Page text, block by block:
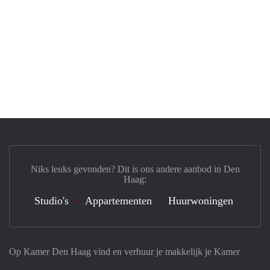
Op Kamer Den Haag vind en verhuur je makkelijk je Kamer
Niks leuks gevonden? Dit is ons andere aanbod in Den
Haag:
Studio's Appartementen Huurwoningen